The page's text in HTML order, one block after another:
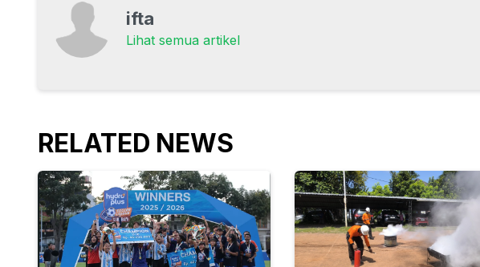
ifta
Lihat semua artikel
RELATED NEWS